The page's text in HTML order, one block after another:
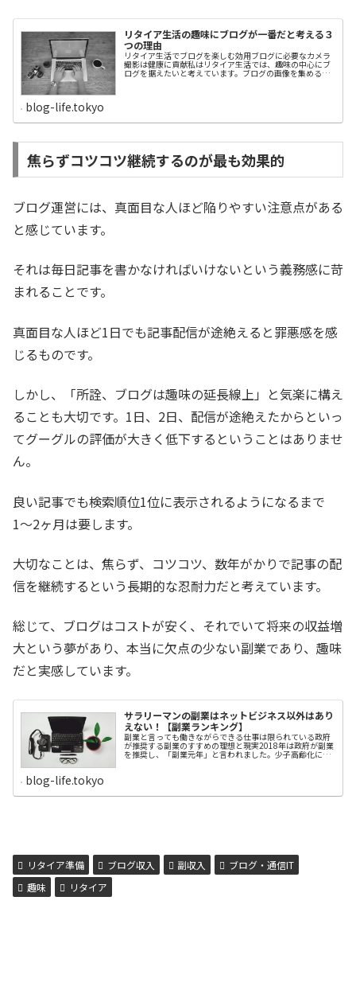
リタイア生活の趣味にブログが一番だと考える３
つの理由
リタイア生活でブログを楽しむ効用ブログに必要なカメラ
撮影は健康に貢献私はリタイア生活では、趣味の中心にブ
ログを据えたいと考えています。ブログの画像を集めるた
分の脳を動かしている実感があります。パソコンで文章を
つながる効果もありそうです。私の祖母が高齢になっても
指先を動かす裁縫を続けていましたが、90歳でこの世を去
るまで記憶力もさほど衰えませんでした。彼女は生前、指
先を動かすことが大切だと話していましたが、私も裁縫を
ブログに変えて真似をしたいと思っています。ですから、
blog-life.tokyo
焦らずコツコツ継続するのが最も効果的
ブログ運営には、真面目な人ほど陥りやすい注意点がある
と感じています。
それは毎日記事を書かなければいけないという義務感に苛
まれることです。
真面目な人ほど1日でも記事配信が途絶えると罪悪感を感
じるものです。
しかし、「所詮、ブログは趣味の延長線上」と気楽に構え
ることも大切です。1日、2日、配信が途絶えたからといっ
てグーグルの評価が大きく低下するということはありませ
ん。
良い記事でも検索順位1位に表示されるようになるまで
1〜2ヶ月は要します。
大切なことは、焦らず、コツコツ、数年がかりで記事の配
信を継続するという長期的な忍耐力だと考えています。
総じて、ブログはコストが安く、それでいて将来の収益増
大という夢があり、本当に欠点の少ない副業であり、趣味
だと実感しています。
サラリーマンの副業はネットビジネス以外はあり
えない！【副業ランキング】
副業と言っても働きながらできる仕事は限られている政府
が推奨する副業のすすめの理想と現実2018年は政府が副業
を推奨し、「副業元年」と言われました。少子高齢化によ
人に雇用されて働く生活は、大変なストレスです。まして
というのが普通のサラリーマンの感覚です。他人に雇用さ
れない仕事はネッ...
blog-life.tokyo
リタイア準備 ブログ収入 副収入
ブログ・通信IT
趣味
リタイア